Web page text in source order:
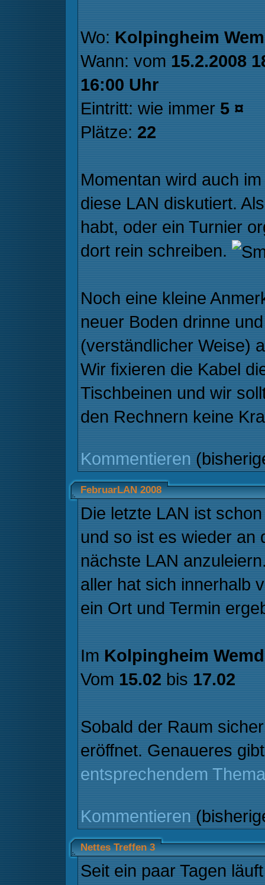
Wo: Kolpingheim
Wann: vom 15.2.2008
16:00 Uhr
Eintritt: wie immer 5 ¤
Plätze: 22
Momentan wird auch
diese LAN diskutiert.
habt, oder ein Turnier
dort rein schreiben.
Noch eine kleine
neuer Boden drinne
(verständlicher Weise)
Wir fixieren die Kabel
Tischbeinen und wir
den Rechnern keine
Kommentieren
FebruarLAN 2008
Die letzte LAN ist
und so ist es wieder an
nächste LAN
aller hat sich innerhalb
ein Ort und Termin
Im Kolpingheim
Vom 15.02 bis 17.02
Sobald der Raum
eröffnet. Genaueres
entsprechendem
Kommentieren
Nettes Treffen 3
Seit ein paar Tagen